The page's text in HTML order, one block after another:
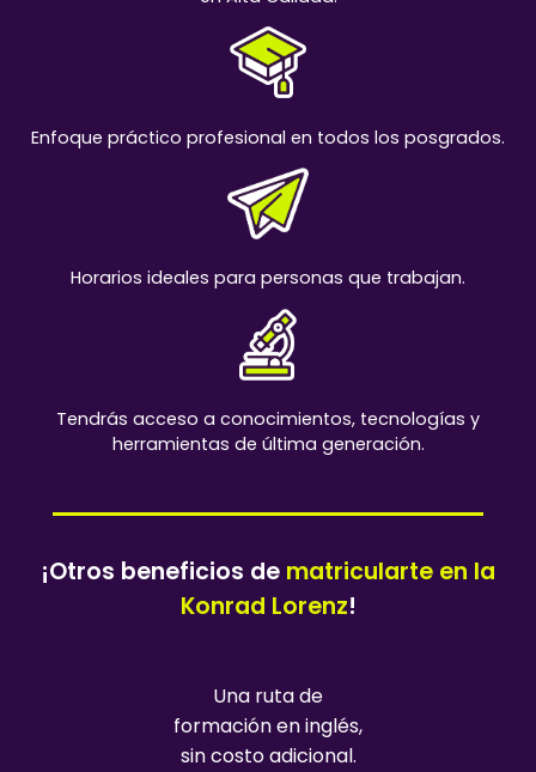
Enfoque práctico profesional en todos los posgrados.
Horarios ideales para personas que trabajan.
Tendrás acceso a conocimientos, tecnologías y
herramientas de última generación.
¡Otros beneficios de matricularte en la
Konrad Lorenz!
Una ruta de
formación en inglés,
sin costo adicional.